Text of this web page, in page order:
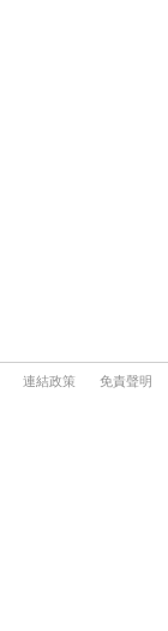
連結政策
免責聲明